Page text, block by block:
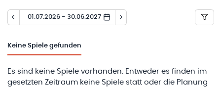
01.07.2026 - 30.06.2027
Keine Spiele gefunden
Es sind keine Spiele vorhanden. Entweder es finden im
gesetzten Zeitraum keine Spiele statt oder die Planung